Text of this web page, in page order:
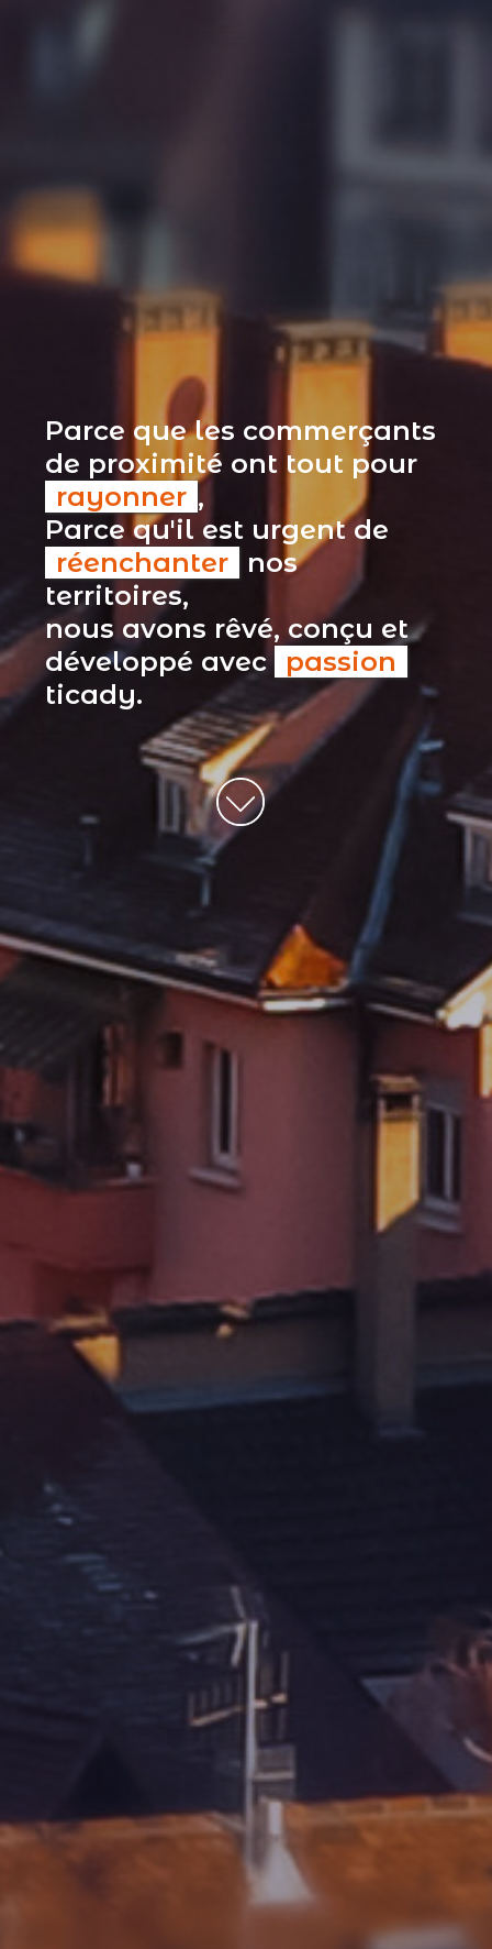
Parce que les commerçants
de proximité ont tout pour
rayonner ,
Parce qu'il est urgent de
réenchanter
nos
territoires,
nous avons rêvé, conçu et
développé avec passion
ticady.